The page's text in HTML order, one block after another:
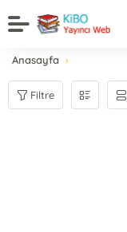
Anasayfa
Filtre